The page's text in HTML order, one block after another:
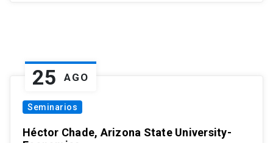
25 AGO
Seminarios
Héctor Chade, Arizona State University-